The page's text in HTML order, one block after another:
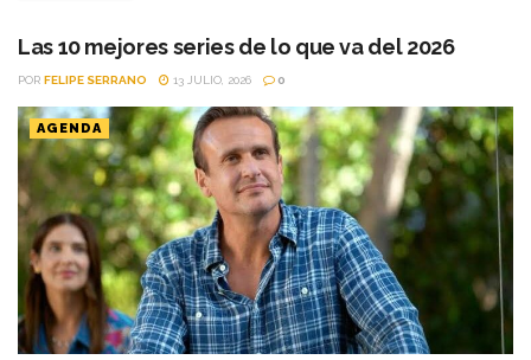
brillante sátira con humor negro y suspenso, pasando por
una original...
Las 10 mejores series de lo que va del 2026
POR FELIPE SERRANO 13 JULIO, 2026 0
AGENDA